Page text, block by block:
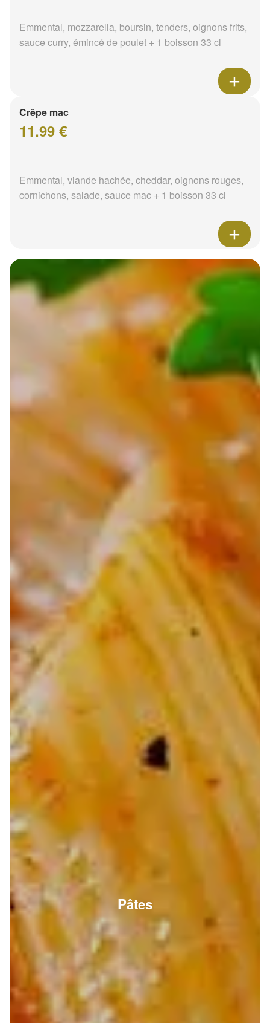
Emmental, mozzarella, boursin, tenders, oignons frits,
sauce curry, émincé de poulet + 1 boisson 33 cl
Crêpe mac
11.99 €
Emmental, viande hachée, cheddar, oignons rouges,
cornichons, salade, sauce mac + 1 boisson 33 cl
Pâtes